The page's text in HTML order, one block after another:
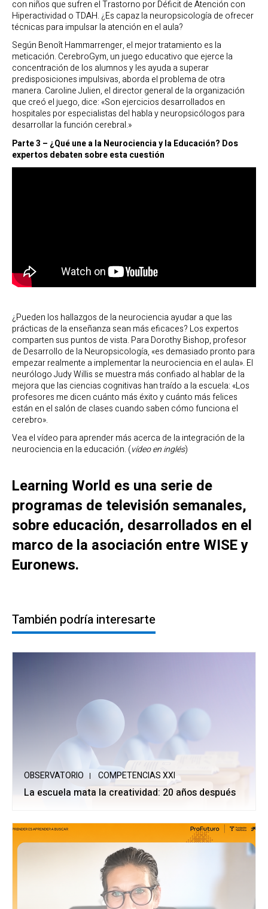
con niños que sufren el Trastorno por Déficit de Atención con
Hiperactividad o TDAH. ¿Es capaz la neuropsicología de ofrecer
técnicas para impulsar la atención en el aula?
Según Benoît Hammarrenger, el mejor tratamiento es la
meticación. CerebroGym, un juego educativo que ejerce la
concentración de los alumnos y les ayuda a superar
predisposiciones impulsivas, aborda el problema de otra
manera. Caroline Julien, el director general de la organización
que creó el juego, dice: «Son ejercicios desarrollados en
hospitales por especialistas del habla y neuropsicólogos para
desarrollar la función cerebral.»
Parte 3 – ¿Qué une a la Neurociencia y la Educación? Dos
expertos debaten sobre esta cuestión
¿Pueden los hallazgos de la neurociencia ayudar a que las
prácticas de la enseñanza sean más eficaces? Los expertos
comparten sus puntos de vista. Para Dorothy Bishop, profesor
de Desarrollo de la Neuropsicología, «es demasiado pronto para
empezar realmente a implementar la neurociencia en el aula». El
neurólogo Judy Willis se muestra más confiado al hablar de la
mejora que las ciencias cognitivas han traído a la escuela: «Los
profesores me dicen cuánto más éxito y cuánto más felices
están en el salón de clases cuando saben cómo funciona el
cerebro».
Vea el vídeo para aprender más acerca de la integración de la
neurociencia en la educación. (vídeo en inglés)
Learning World es una serie de
programas de televisión semanales,
sobre educación, desarrollados en el
marco de la asociación entre WISE y
Euronews.
También podría interesarte
OBSERVATORIO COMPETENCIAS XXI
La escuela mata la creatividad: 20 años después